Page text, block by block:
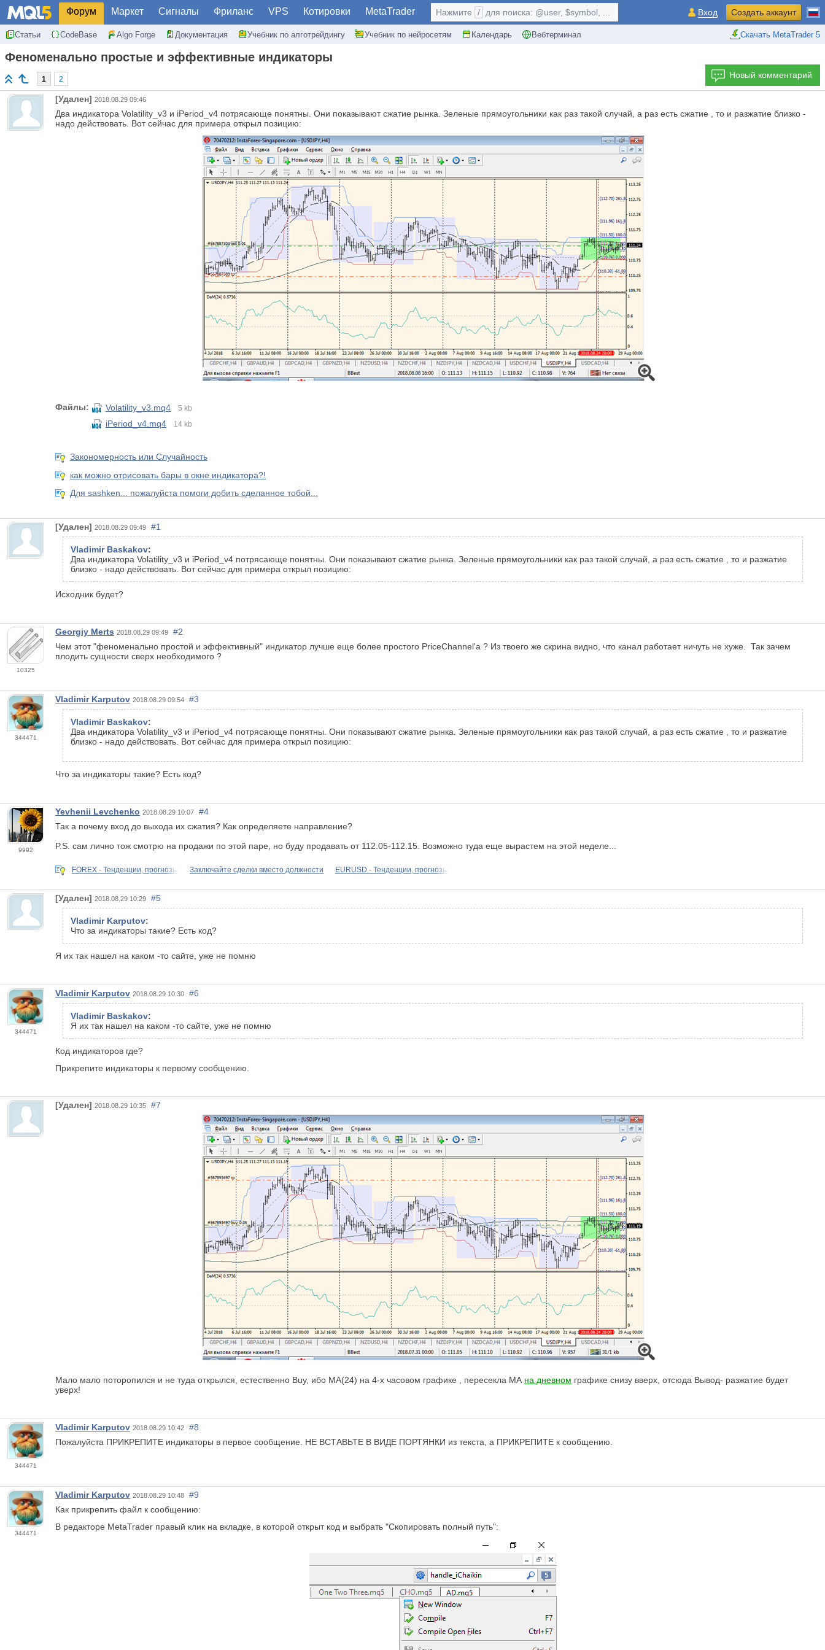
Форум Маркет Сигналы Фриланс VPS Котировки MetaTrader
Статьи CodeBase Algo Forge Документация Учебник по алготрейдингу Учебник по нейросетям Календарь Вебтерминал Скачать MetaTrader 5
Нажмите / для поиска: @user, $symbol, ... Вход Создать аккаунт
Феноменально простые и эффективные индикаторы
1 2 Новый комментарий
[Удален] 2018.08.29 09:46
Два индикатора Volatility_v3 и iPeriod_v4 потрясающе понятны. Они показывают сжатие рынка. Зеленые прямоугольники как раз такой случай, а раз есть сжатие , то и разжатие близко -
надо действовать. Вот сейчас для примера открыл позицию:
Файлы: Volatility_v3.mq4 5 kb
iPeriod_v4.mq4 14 kb
Закономерность или Случайность
как можно отрисовать бары в окне индикатора?!
Для sashken... пожалуйста помоги добить сделанное тобой...
[Удален] 2018.08.29 09:49 #1
Vladimir Baskakov:
Два индикатора Volatility_v3 и iPeriod_v4 потрясающе понятны. Они показывают сжатие рынка. Зеленые прямоугольники как раз такой случай, а раз есть сжатие , то и разжатие
близко - надо действовать. Вот сейчас для примера открыл позицию:
Исходник будет?
10325
Georgiy Merts 2018.08.29 09:49
#2
Чем этот "феноменально простой и эффективный" индикатор лучше еще более простого PriceChannel'a ? Из твоего же скрина видно, что канал работает ничуть не хуже. Так зачем
плодить сущности сверх необходимого ?
344471
Vladimir Karputov 2018.08.29 09:54 #3
Vladimir Baskakov:
Два индикатора Volatility_v3 и iPeriod_v4 потрясающе понятны. Они показывают сжатие рынка. Зеленые прямоугольники как раз такой случай, а раз есть сжатие , то и разжатие
близко - надо действовать. Вот сейчас для примера открыл позицию:
Что за индикаторы такие? Есть код?
9992
Yevhenii Levchenko 2018.08.29 10:07
#4
Так а почему вход до выхода их сжатия? Как определяете направление?
P.S. сам лично тож смотрю на продажи по этой паре, но буду продавать от 112.05-112.15. Возможно туда еще вырастем на этой неделе...
FOREX - Тенденции, прогнозы Заключайте сделки вместо должности EURUSD - Тенденции, прогнозы
[Удален] 2018.08.29 10:29 #5
Vladimir Karputov:
Что за индикаторы такие? Есть код?
Я их так нашел на каком -то сайте, уже не помню
344471
Vladimir Karputov 2018.08.29 10:30 #6
Vladimir Baskakov:
Я их так нашел на каком -то сайте, уже не помню
Код индикаторов где?
Прикрепите индикаторы к первому сообщению.
[Удален] 2018.08.29 10:35 #7
Мало мало поторопился и не туда открылся, естественно Buy, ибо MA(24) на 4-х часовом графике , пересекла МА на дневном графике снизу вверх, отсюда Вывод- разжатие будет
уверх!
344471
Vladimir Karputov 2018.08.29 10:42
#8
Пожалуйста ПРИКРЕПИТЕ индикаторы в первое сообщение. НЕ ВСТАВЬТЕ В ВИДЕ ПОРТЯНКИ из текста, а ПРИКРЕПИТЕ к сообщению.
344471
Vladimir Karputov 2018.08.29 10:48
#9
Как прикрепить файл к сообщению:
В редакторе MetaTrader правый клик на вкладке, в которой открыт код и выбрать "Скопировать полный путь":